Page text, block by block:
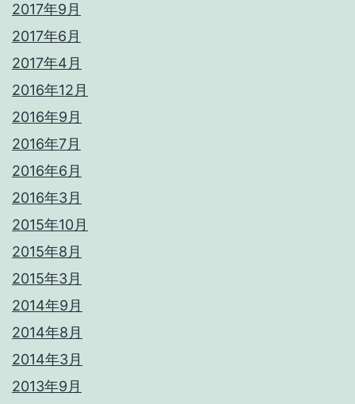
2017年9月
2017年6月
2017年4月
2016年12月
2016年9月
2016年7月
2016年6月
2016年3月
2015年10月
2015年8月
2015年3月
2014年9月
2014年8月
2014年3月
2013年9月